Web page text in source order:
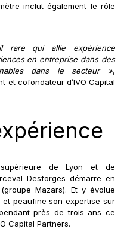
inclut également le rôle
rare qui allie expérience
en entreprise dans des
dans le secteur »,
et cofondateur d’IVO Capital
de Lyon et de
Desforges démarre en
Mazars). Et y évolue
peaufine son expertise sur
près de trois ans ce
Capital Partners.